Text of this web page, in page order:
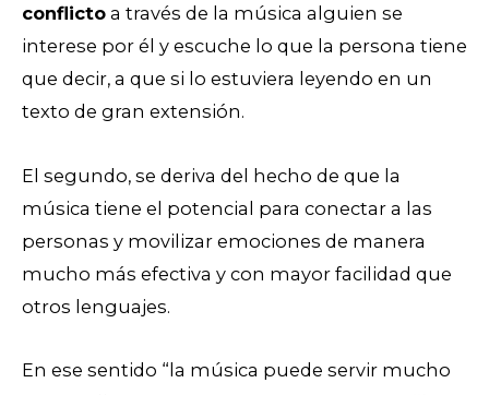
conflicto a través de la música alguien se
interese por él y escuche lo que la persona tiene
que decir, a que si lo estuviera leyendo en un
texto de gran extensión.
El segundo, se deriva del hecho de que la
música tiene el potencial para conectar a las
personas y movilizar emociones de manera
mucho más efectiva y con mayor facilidad que
otros lenguajes.
En ese sentido “la música puede servir mucho